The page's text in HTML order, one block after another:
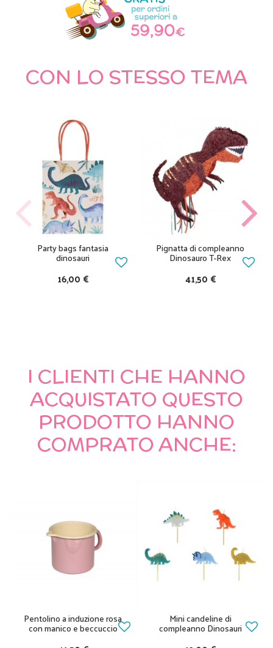
CON LO STESSO TEMA
Party bags fantasia
dinosauri
16,00 €
Pignatta di compleanno
Dinosauro T-Rex
41,50 €
I CLIENTI CHE HANNO
ACQUISTATO QUESTO
PRODOTTO HANNO
COMPRATO ANCHE:
Pentolino a induzione rosa
con manico e beccuccio
Mini candeline di
compleanno Dinosauri